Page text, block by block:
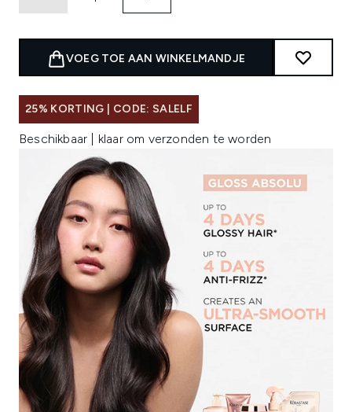
VOEG TOE AAN WINKELMANDJE
25% KORTING | CODE: SALELF
Beschikbaar | klaar om verzonden te worden